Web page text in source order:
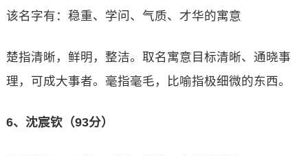
该名字有：稳重、学问、气质、才华的寓意
楚指清晰，鲜明，整洁。取名寓意目标清晰、通晓事
理，可成大事者。毫指毫毛，比喻指极细微的东西。
6、沈宸钦（93分）